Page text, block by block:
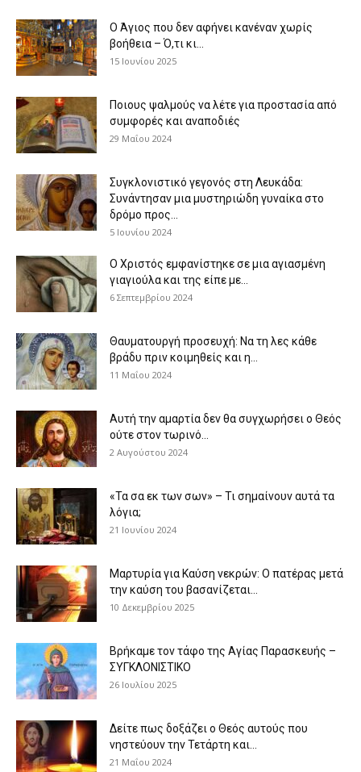
Ο Άγιος που δεν αφήνει κανέναν χωρίς
βοήθεια – Ό,τι κι...
15 Ιουνίου 2025
Ποιους ψαλμούς να λέτε για προστασία από
συμφορές και αναποδιές
29 Μαΐου 2024
Συγκλονιστικό γεγονός στη Λευκάδα:
Συνάντησαν μια μυστηριώδη γυναίκα στο
δρόμο προς...
5 Ιουνίου 2024
Ο Χριστός εμφανίστηκε σε μια αγιασμένη
γιαγιούλα και της είπε με...
6 Σεπτεμβρίου 2024
Θαυματουργή προσευχή: Να τη λες κάθε
βράδυ πριν κοιμηθείς και η...
11 Μαΐου 2024
Αυτή την αμαρτία δεν θα συγχωρήσει ο Θεός
ούτε στον τωρινό...
2 Αυγούστου 2024
«Τα σα εκ των σων» – Τι σημαίνουν αυτά τα
λόγια;
21 Ιουνίου 2024
Μαρτυρία για Καύση νεκρών: Ο πατέρας μετά
την καύση του βασανίζεται...
10 Δεκεμβρίου 2025
Βρήκαμε τον τάφο της Αγίας Παρασκευής –
ΣΥΓΚΛΟΝΙΣΤΙΚΟ
26 Ιουλίου 2025
Δείτε πως δοξάζει ο Θεός αυτούς που
νηστεύουν την Τετάρτη και...
21 Μαΐου 2024